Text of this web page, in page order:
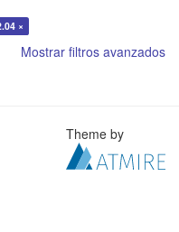
×
Mostrar filtros avanzados
Theme by